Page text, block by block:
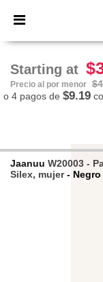
× App de
¡Mejores
Starting at
Precio al por menor
o 4 pagos de $9.19
Jaanuu W20003 -
Silex, mujer- Negro